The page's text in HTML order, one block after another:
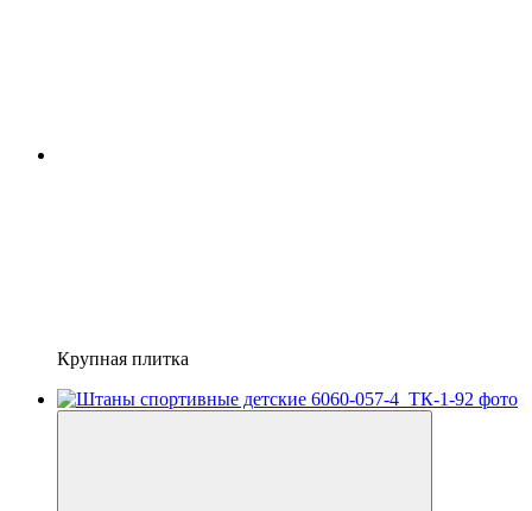
Крупная плитка